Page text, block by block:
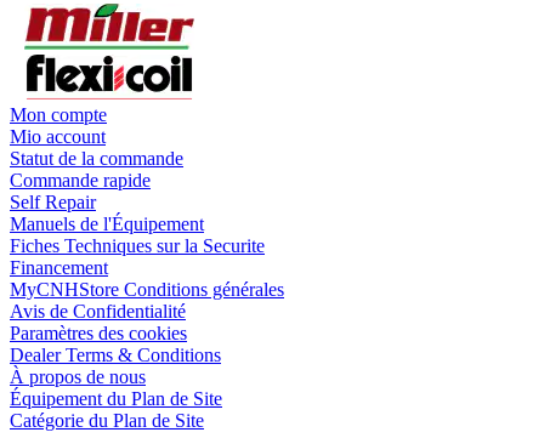
Mon compte
Mio account
Statut de la commande
Commande rapide
Self Repair
Manuels de l'Équipement
Fiches Techniques sur la Securite
Financement
MyCNHStore Conditions générales
Avis de Confidentialité
Paramètres des cookies
Dealer Terms & Conditions
À propos de nous
Équipement du Plan de Site
Catégorie du Plan de Site